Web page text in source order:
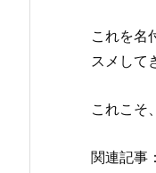
これを名
スメして
これこそ
関連記事：